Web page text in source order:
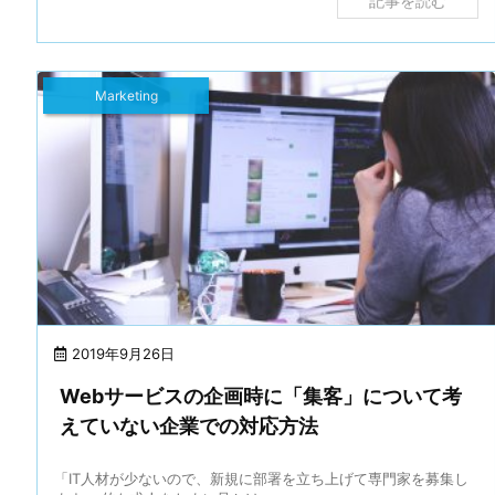
2019年9月26日
Marketing
Webサービスの企画時に「集客」について考
えていない企業での対応方法
「IT人材が少ないので、新規に部署を立ち上げて専門家を募集し